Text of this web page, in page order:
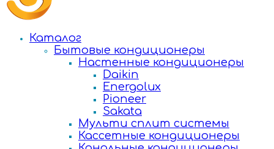
Каталог
Бытовые кондиционеры
Настенные кондиционеры
Daikin
Energolux
Pioneer
Sakata
Мульти сплит системы
Кассетные кондиционеры